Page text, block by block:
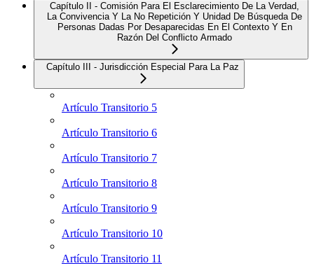
Capítulo II - Comisión Para El Esclarecimiento De La Verdad,
La Convivencia Y La No Repetición Y Unidad De Búsqueda De
Personas Dadas Por Desaparecidas En El Contexto Y En
Razón Del Conflicto Armado
Capítulo III - Jurisdicción Especial Para La Paz
Artículo Transitorio 5
Artículo Transitorio 6
Artículo Transitorio 7
Artículo Transitorio 8
Artículo Transitorio 9
Artículo Transitorio 10
Artículo Transitorio 11